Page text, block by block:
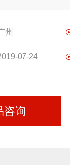
州
07-24
咨询